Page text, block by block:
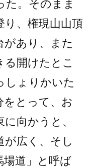
た。そのまま
、権現山山頂
があり、また
開けたとこ
しょりかいた
をとって、お
向かうと、
が広く、そし
場道」と呼ば